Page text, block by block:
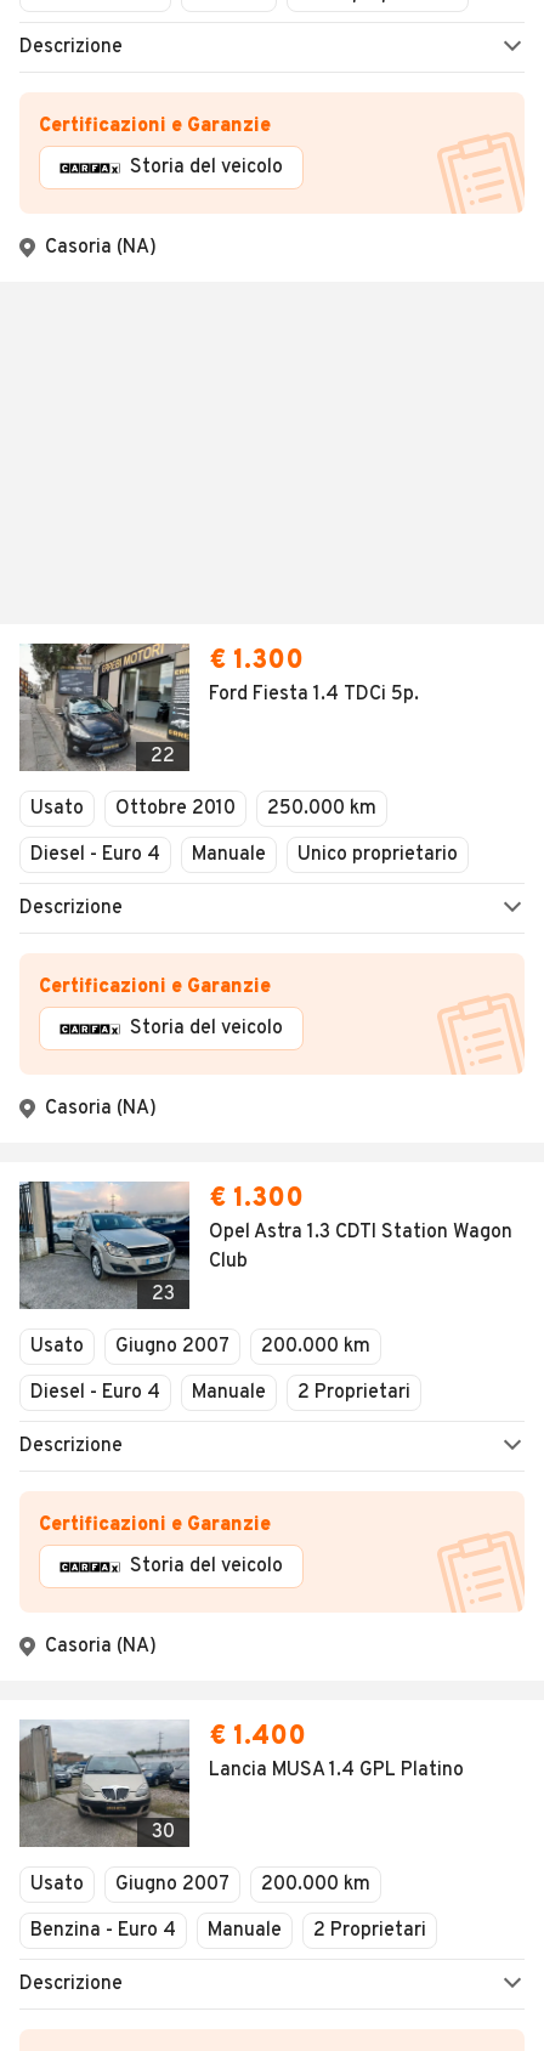
Descrizione
Certificazioni e Garanzie
Storia del veicolo
Casoria (NA)
22
€ 1.300
Ford Fiesta 1.4 TDCi 5p.
Usato Ottobre 2010
250.000 km
Diesel - Euro 4
Manuale Unico proprietario
Descrizione
Certificazioni e Garanzie
Storia del veicolo
Casoria (NA)
23
€ 1.300
Opel Astra 1.3 CDTI Station Wagon
Club
Usato Giugno 2007
200.000 km
Diesel - Euro 4
Manuale 2 Proprietari
Descrizione
Certificazioni e Garanzie
Storia del veicolo
Casoria (NA)
30
€ 1.400
Lancia MUSA 1.4 GPL Platino
Usato Giugno 2007
200.000 km
Benzina - Euro 4
Manuale 2 Proprietari
Descrizione